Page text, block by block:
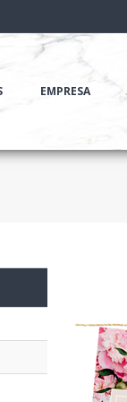
EMPRESA